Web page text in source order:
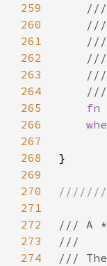
259
260
261
262
263
264
265
fn
266
267
268
269
270
271
272
273
274